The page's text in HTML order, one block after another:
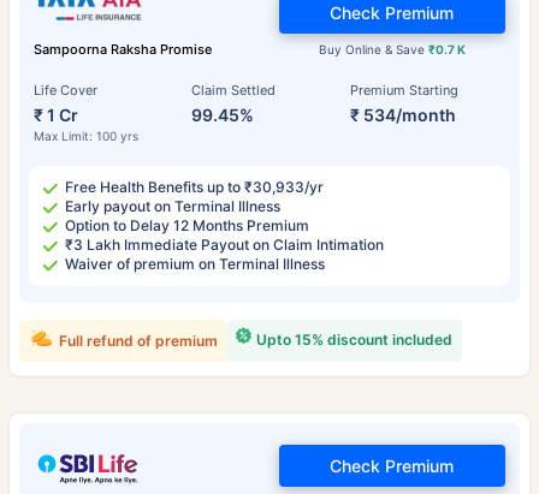
Sampoorna Raksha Promise
Life Cover
₹ 1 Cr
Max Limit: 100 yrs
Claim Settled
99.45%
Premium Starting
₹ 534/month
Buy Online & Save ₹0.7 K
Check Premium
Free Health Benefits up to ₹30,933/yr
Early payout on Terminal Illness
Option to Delay 12 Months Premium
₹3 Lakh Immediate Payout on Claim Intimation
Waiver of premium on Terminal Illness
Upto 15% discount included
Full refund of premium
Check Premium